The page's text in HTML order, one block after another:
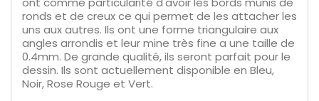
ronds et de creux ce qui permet de les attacher les
uns aux autres. Ils ont une forme triangulaire aux
angles arrondis et leur mine très fine a une taille de
0.4mm. De grande qualité, ils seront parfait pour le
dessin. Ils sont actuellement disponible en Bleu,
Noir, Rose Rouge et Vert.